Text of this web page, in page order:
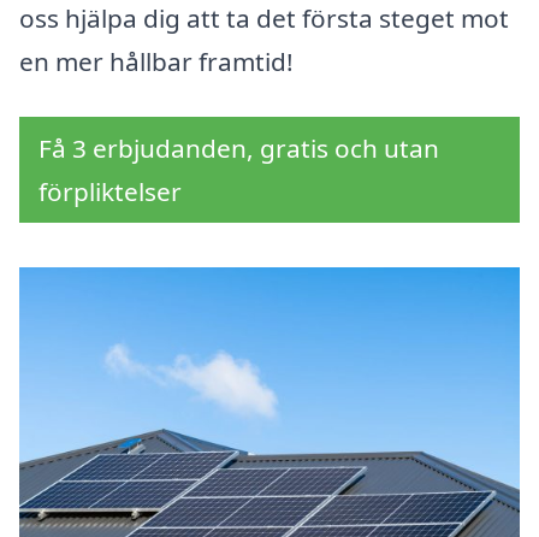
oss hjälpa dig att ta det första steget mot
en mer hållbar framtid!
Få 3 erbjudanden, gratis och utan
förpliktelser